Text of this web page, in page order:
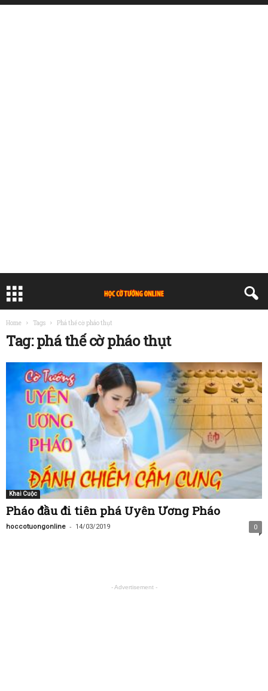
Home Tags Phá thế cờ pháo thụt
Tag: phá thế cờ pháo thụt
Khai Cuộc
Pháo đầu đi tiên phá Uyên Ương Pháo
hoccotuongonline - 14/03/2019 0
- Advertisement -